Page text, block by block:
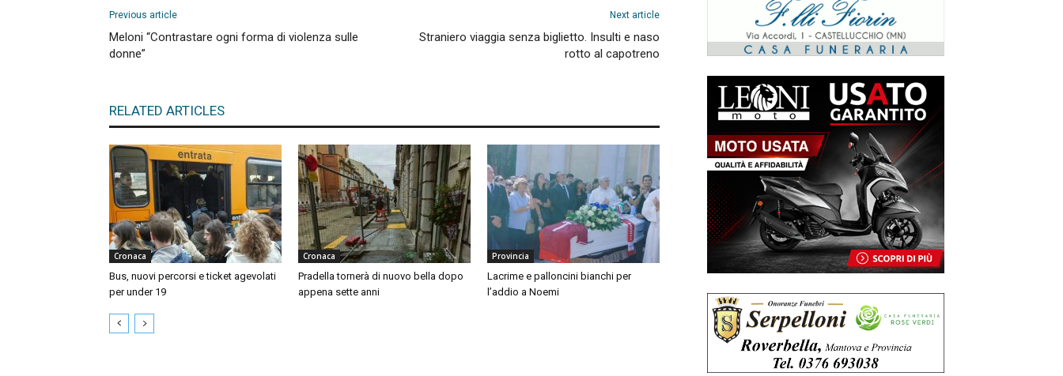
Previous article
Meloni “Contrastare ogni forma di violenza sulle
donne”
Next article
Straniero viaggia senza biglietto. Insulti e naso
rotto al capotreno
RELATED ARTICLES
Cronaca
Bus, nuovi percorsi e ticket agevolati
per under 19
Cronaca
Pradella tornerà di nuovo bella dopo
appena sette anni
Provincia
Lacrime e palloncini bianchi per
l’addio a Noemi